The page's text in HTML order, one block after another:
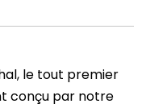
le tout premier
conçu par notre